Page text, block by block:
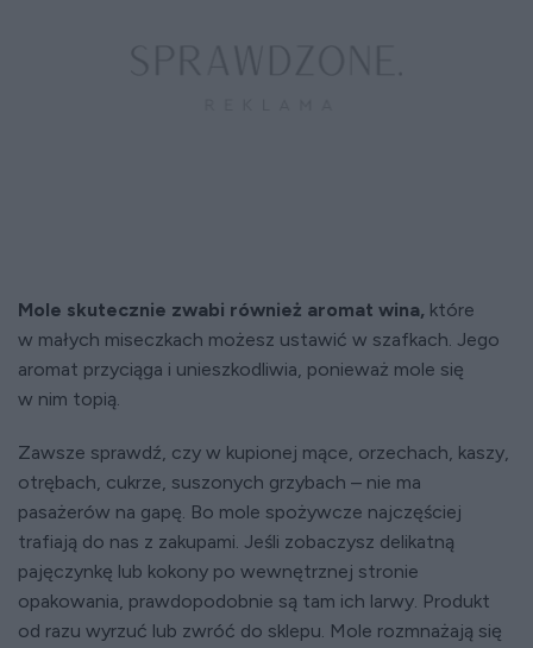
Mole skutecznie zwabi również aromat wina, które
w małych miseczkach możesz ustawić w szafkach. Jego
aromat przyciąga i unieszkodliwia, ponieważ mole się
w nim topią.
Zawsze sprawdź, czy w kupionej mące, orzechach, kaszy,
otrębach, cukrze, suszonych grzybach – nie ma
pasażerów na gapę. Bo mole spożywcze najczęściej
trafiają do nas z zakupami. Jeśli zobaczysz delikatną
pajęczynkę lub kokony po wewnętrznej stronie
opakowania, prawdopodobnie są tam ich larwy. Produkt
od razu wyrzuć lub zwróć do sklepu. Mole rozmnażają się